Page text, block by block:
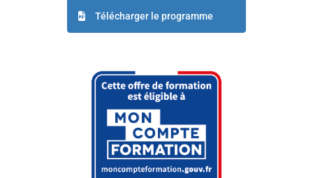
Télécharger le programme